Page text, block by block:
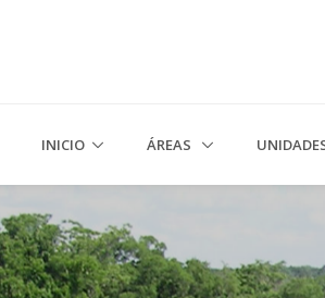
INICIO ÁREAS